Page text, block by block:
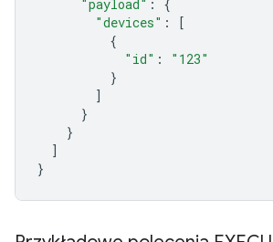
"payload" :
{
"devices" :
[
{
"id" :
"123"
}
]
}
}
]
}